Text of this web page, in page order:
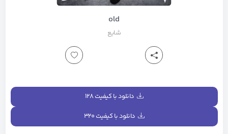
old
شایع
دانلود با کیفیت ۱۲۸
دانلود با کیفیت ۳۲۰